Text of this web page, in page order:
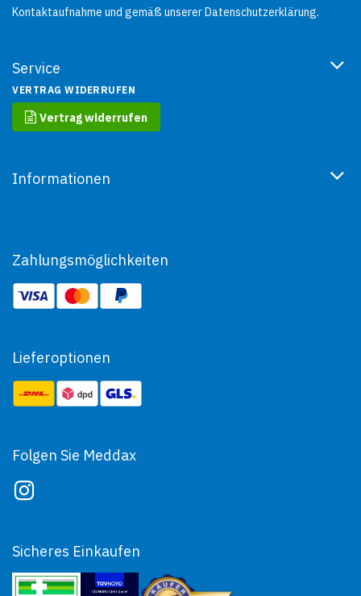
Service
VERTRAG WIDERRUFEN
Vertrag widerrufen
Informationen
Kontaktaufnahme und gemäß unsererDatenschutzerklärung.
Zahlungsmöglichkeiten
Lieferoptionen
Folgen Sie Meddax
Sicheres Einkaufen